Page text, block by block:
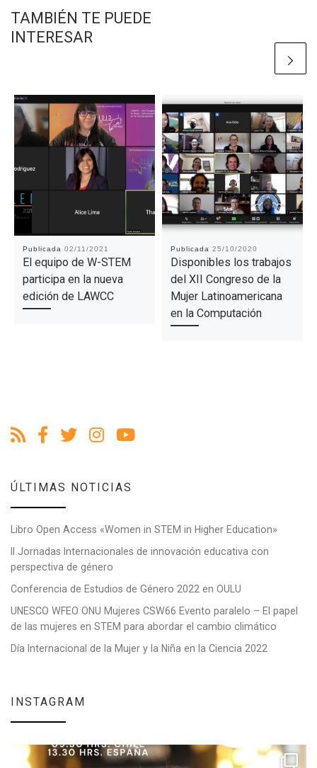
TAMBIÉN TE PUEDE
INTERESAR
Publicada 02/11/2021
El equipo de W-STEM
participa en la nueva
edición de LAWCC
Publicada 25/10/2020
Disponibles los trabajos
del XII Congreso de la
Mujer Latinoamericana
en la Computación
ÚLTIMAS NOTICIAS
Libro Open Access «Women in STEM in Higher Education»
II Jornadas Internacionales de innovación educativa con
perspectiva de género
Conferencia de Estudios de Género 2022 en OULU
UNESCO WFEO ONU Mujeres CSW66 Evento paralelo – El papel
de las mujeres en STEM para abordar el cambio climático
Día Internacional de la Mujer y la Niña en la Ciencia 2022
INSTAGRAM